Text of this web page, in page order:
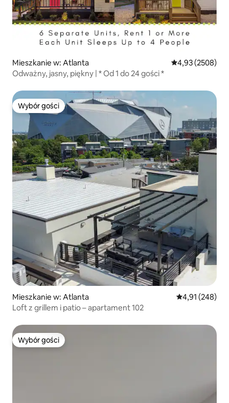
Mieszkanie w: Atlanta Średnia ocena:
4,93 (2508)
Odważny, jasny, piękny | * Od 1 do 24 gości *
Wybór gości
Wybór gości
Mieszkanie w: Atlanta Średnia
4,91 (248)
Loft z grillem i patio – apartament 102
Wybór gości
Wybór gości